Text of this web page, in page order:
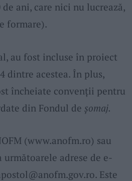
ani, care nici nu lucrează,
formare).
au fost incluse în proiect
dintre acestea. În plus,
încheiate convenții pentru
din Fondul de șomaj.
(www.anofm.ro) sau
adrese de e-
. Este